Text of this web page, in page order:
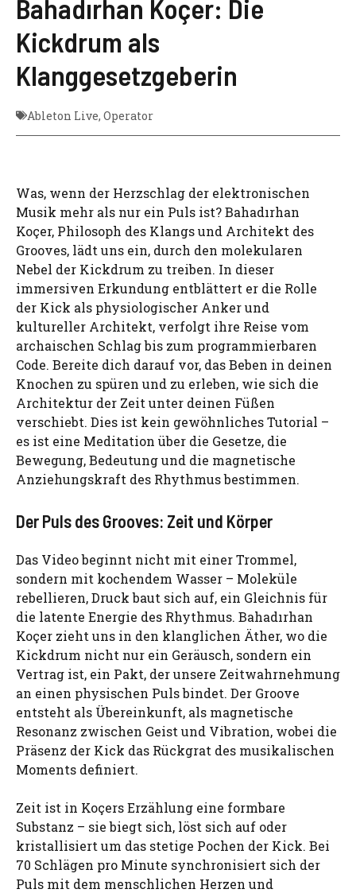
Bahadırhan Koçer: Die
Kickdrum als
Klanggesetzgeberin
Ableton Live, Operator
Was, wenn der Herzschlag der elektronischen
Musik mehr als nur ein Puls ist? Bahadırhan
Koçer, Philosoph des Klangs und Architekt des
Grooves, lädt uns ein, durch den molekularen
Nebel der Kickdrum zu treiben. In dieser
immersiven Erkundung entblättert er die Rolle
der Kick als physiologischer Anker und
kultureller Architekt, verfolgt ihre Reise vom
archaischen Schlag bis zum programmierbaren
Code. Bereite dich darauf vor, das Beben in deinen
Knochen zu spüren und zu erleben, wie sich die
Architektur der Zeit unter deinen Füßen
verschiebt. Dies ist kein gewöhnliches Tutorial –
es ist eine Meditation über die Gesetze, die
Bewegung, Bedeutung und die magnetische
Anziehungskraft des Rhythmus bestimmen.
Der Puls des Grooves: Zeit und Körper
Das Video beginnt nicht mit einer Trommel,
sondern mit kochendem Wasser – Moleküle
rebellieren, Druck baut sich auf, ein Gleichnis für
die latente Energie des Rhythmus. Bahadırhan
Koçer zieht uns in den klanglichen Äther, wo die
Kickdrum nicht nur ein Geräusch, sondern ein
Vertrag ist, ein Pakt, der unsere Zeitwahrnehmung
an einen physischen Puls bindet. Der Groove
entsteht als Übereinkunft, als magnetische
Resonanz zwischen Geist und Vibration, wobei die
Präsenz der Kick das Rückgrat des musikalischen
Moments definiert.
Zeit ist in Koçers Erzählung eine formbare
Substanz – sie biegt sich, löst sich auf oder
kristallisiert um das stetige Pochen der Kick. Bei
70 Schlägen pro Minute synchronisiert sich der
Puls mit dem menschlichen Herzen und